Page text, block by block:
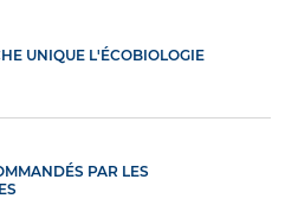
UNIQUE L'ÉCOBIOLOGIE
PAR LES